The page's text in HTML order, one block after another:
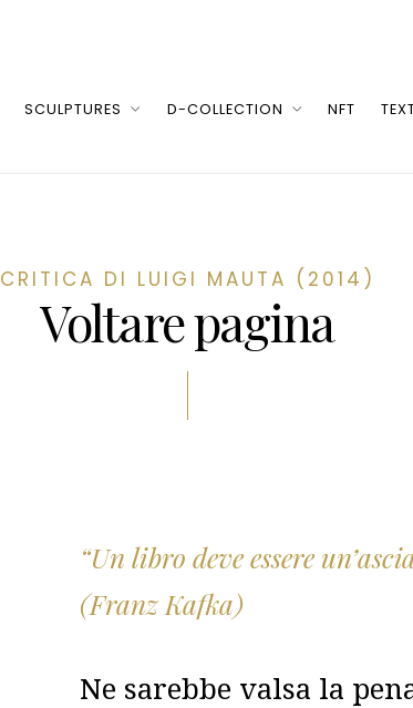
SCULPTURES D-COLLECTION NFT
CRITICA DI LUIGI MAUTA (2014)
Voltare pagina
“Un libro deve essere
(Franz Kafka)
Ne sarebbe valsa la